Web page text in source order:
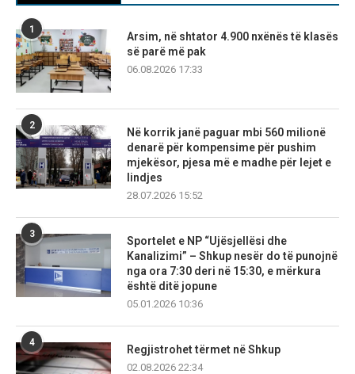
1
Arsim, në shtator 4.900 nxënës të klasës
së parë më pak
06.08.2026 17:33
2
Në korrik janë paguar mbi 560 milionë
denarë për kompensime për pushim
mjekësor, pjesa më e madhe për lejet e
lindjes
28.07.2026 15:52
3
Sportelet e NP “Ujësjellësi dhe
Kanalizimi” – Shkup nesër do të punojnë
nga ora 7:30 deri në 15:30, e mërkura
është ditë jopune
05.01.2026 10:36
4
Regjistrohet tërmet në Shkup
02.08.2026 22:34